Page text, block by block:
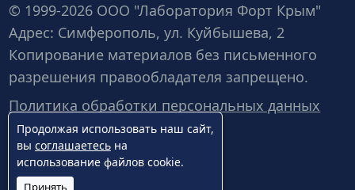
© 1999-2026 ООО "Лаборатория Форт Крым"
Адрес: Симферополь, ул. Куйбышева, 2
Копирование материалов без письменного
разрешения правообладателя запрещено.
Политика обработки персональных данных
Продолжая использовать наш сайт,
вы соглашаетесь на
использование файлов cookie.
Принять